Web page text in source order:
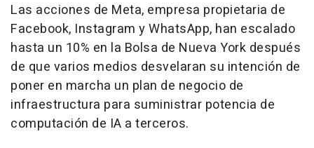
Las acciones de Meta, empresa propietaria de
Facebook, Instagram y WhatsApp, han escalado
hasta un 10% en la Bolsa de Nueva York después
de que varios medios desvelaran su intención de
poner en marcha un plan de negocio de
infraestructura para suministrar potencia de
computación de IA a terceros.